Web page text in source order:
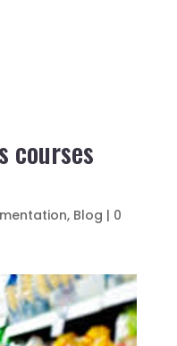
courses
, Blog | 0